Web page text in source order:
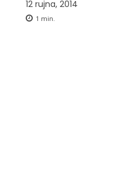
12 rujna, 2014
1 min.